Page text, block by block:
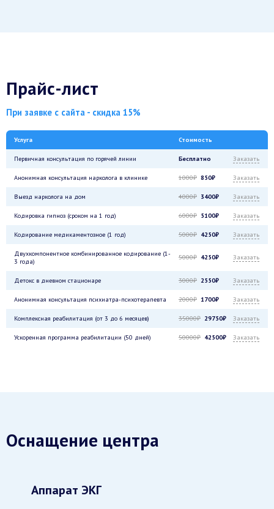
Прайс-лист
При заявке с сайта - скидка 15%
Услуга Стоимость
Первичная консультация по горячей линии Бесплатно Заказать
Анонимная консультация нарколога в клинике 1000₽ 850₽ Заказать
Выезд нарколога на дом 4000₽ 3400₽ Заказать
Кодировка гипноз (сроком на 1 год) 6000₽ 5100₽ Заказать
Кодирование медикаментозное (1 год) 5000₽ 4250₽ Заказать
Двухкомпонентное комбинированное кодирование (1-
3 года)
5000₽ 4250₽ Заказать
Детокс в дневном стационаре 3000₽ 2550₽ Заказать
Анонимная консультация психиатра-психотерапевта 2000₽ 1700₽ Заказать
Комплексная реабилитация (от 3 до 6 месяцев) 35000₽ 29750₽ Заказать
Ускоренная программа реабилитации (50 дней) 50000₽ 42500₽ Заказать
Оснащение центра
Аппарат ЭКГ